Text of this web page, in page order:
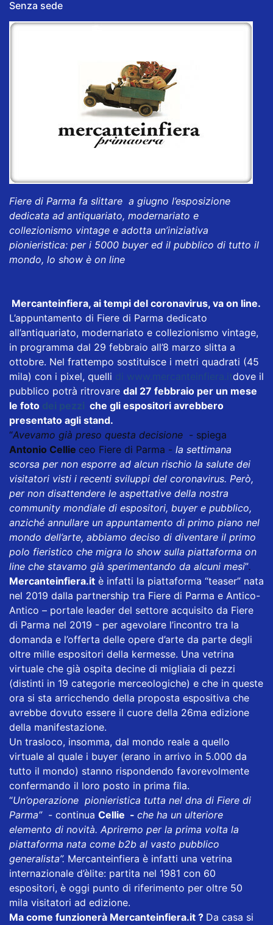
Senza sede
Fiere di Parma fa slittare a giugno l’esposizione
dedicata ad antiquariato, modernariato e
collezionismo vintage e adotta un’iniziativa
pionieristica: per i 5000 buyer ed il pubblico di tutto il
mondo, lo show è on line
Mercanteinfiera, ai tempi del coronavirus, va on line.
L’appuntamento di Fiere di Parma dedicato
all’antiquariato, modernariato e collezionismo vintage,
in programma dal 29 febbraio all’8 marzo slitta a
ottobre. Nel frattempo sostituisce i metri quadrati (45
mila) con i pixel, quelli di www.mercanteinfiera.itdove il
pubblico potrà ritrovare dal 27 febbraio per un mese
le foto dei pezzi che gli espositori avrebbero
presentato agli stand.
“Avevamo già preso questa decisione - spiega
Antonio Cellie ceo Fiere di Parma - la settimana
scorsa per non esporre ad alcun rischio la salute dei
visitatori visti i recenti sviluppi del coronavirus. Però,
per non disattendere le aspettative della nostra
community mondiale di espositori, buyer e pubblico,
anziché annullare un appuntamento di primo piano nel
mondo dell’arte, abbiamo deciso di diventare il primo
polo fieristico che migra lo show sulla piattaforma on
line che stavamo già sperimentando da alcuni mesi”.
Mercanteinfiera.it è infatti la piattaforma “teaser” nata
nel 2019 dalla partnership tra Fiere di Parma e Antico-
Antico – portale leader del settore acquisito da Fiere
di Parma nel 2019 - per agevolare l’incontro tra la
domanda e l’offerta delle opere d’arte da parte degli
oltre mille espositori della kermesse. Una vetrina
virtuale che già ospita decine di migliaia di pezzi
(distinti in 19 categorie merceologiche) e che in queste
ora si sta arricchendo della proposta espositiva che
avrebbe dovuto essere il cuore della 26ma edizione
della manifestazione.
Un trasloco, insomma, dal mondo reale a quello
virtuale al quale i buyer (erano in arrivo in 5.000 da
tutto il mondo) stanno rispondendo favorevolmente
confermando il loro posto in prima fila.
“Un’operazione pionieristica tutta nel dna di Fiere di
Parma” - continua Cellie - che ha un ulteriore
elemento di novità. Apriremo per la prima volta la
piattaforma nata come b2b al vasto pubblico
generalista”. Mercanteinfiera è infatti una vetrina
internazionale d’èlite: partita nel 1981 con 60
espositori, è oggi punto di riferimento per oltre 50
mila visitatori ad edizione.
Ma come funzionerà Mercanteinfiera.it ? Da casa si